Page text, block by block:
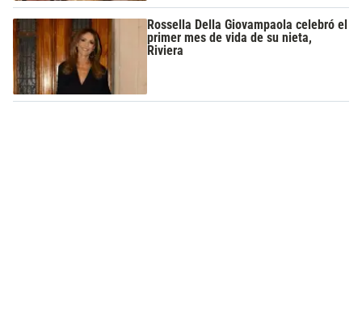
Rossella Della Giovampaola celebró el
primer mes de vida de su nieta,
Riviera